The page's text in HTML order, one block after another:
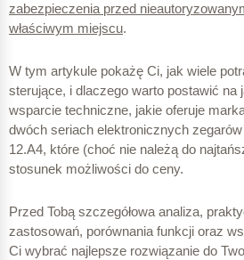
zabezpieczenia przed
właściwym miejscu.
W tym artykule pokażę Ci, jak wiele
sterujące, i dlaczego warto postawić na
wsparcie techniczne, jakie oferuje
dwóch seriach elektronicznych
12.A4, które (choć nie należą do
stosunek możliwości do ceny.
Przed Tobą szczegółowa analiza,
zastosowań, porównania funkcji oraz
Ci wybrać najlepsze rozwiązanie do